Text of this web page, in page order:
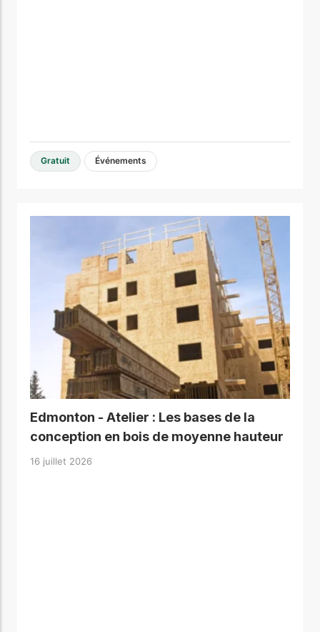
Gratuit Événements
Edmonton - Atelier : Les bases de la
conception en bois de moyenne hauteur
16 juillet 2026